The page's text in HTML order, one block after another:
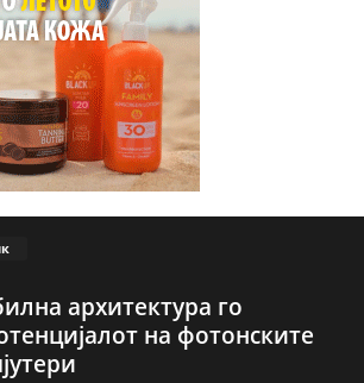
архитектура го
на фотонските